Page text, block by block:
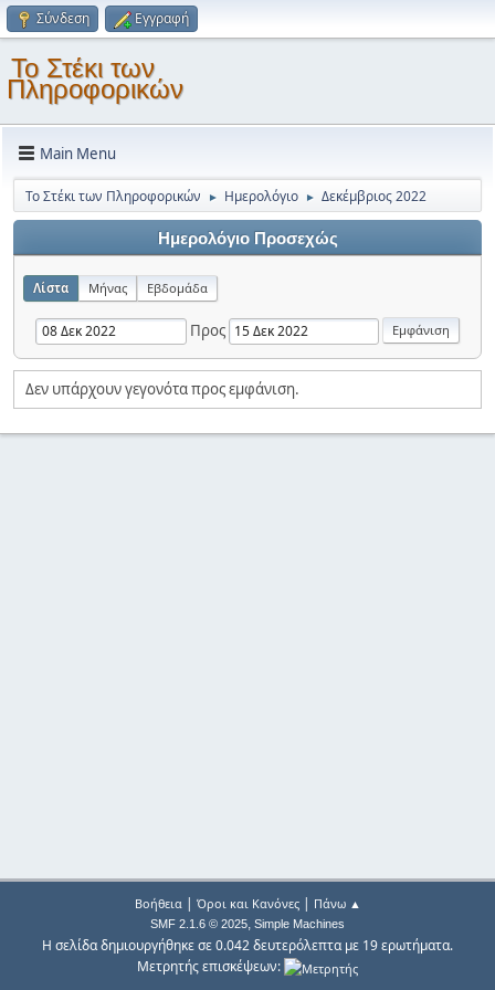
Σύνδεση Εγγραφή
Το Στέκι των
Πληροφορικών
Main Menu
Το Στέκι των Πληροφορικών ► Ημερολόγιο ► Δεκέμβριος 2022
Ημερολόγιο Προσεχώς
Λίστα Μήνας Εβδομάδα
Προς
Δεν υπάρχουν γεγονότα προς εμφάνιση.
Βοήθεια| Όροι και Κανόνες| Πάνω ▲
SMF 2.1.6 © 2025, Simple Machines
Η σελίδα δημιουργήθηκε σε 0.042 δευτερόλεπτα με 19 ερωτήματα.
Μετρητής επισκέψεων: